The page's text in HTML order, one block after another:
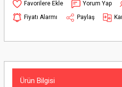
Yorum Yap
Fiyatı Alarmı
Paylaş
Ürün Bilgisi